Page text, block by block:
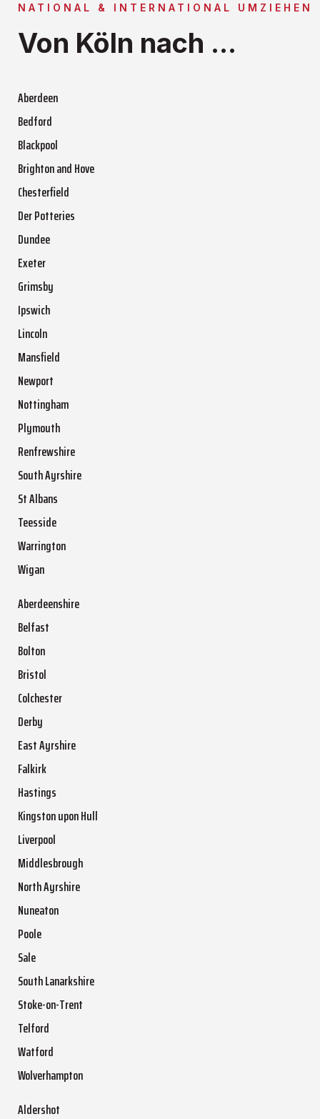
NATIONAL & INTERNATIONAL UMZIEHEN
Von Köln nach ...
Aberdeen
Bedford
Blackpool
Brighton and Hove
Chesterfield
Der Potteries
Dundee
Exeter
Grimsby
Ipswich
Lincoln
Mansfield
Newport
Nottingham
Plymouth
Renfrewshire
South Ayrshire
St Albans
Teesside
Warrington
Wigan
Aberdeenshire
Belfast
Bolton
Bristol
Colchester
Derby
East Ayrshire
Falkirk
Hastings
Kingston upon Hull
Liverpool
Middlesbrough
North Ayrshire
Nuneaton
Poole
Sale
South Lanarkshire
Stoke-on-Trent
Telford
Watford
Wolverhampton
Aldershot